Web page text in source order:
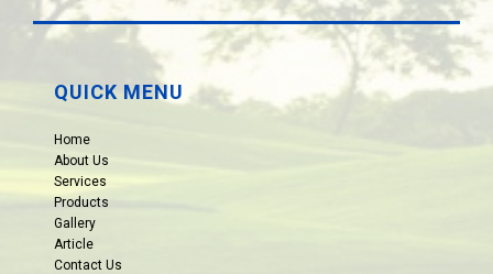
QUICK MENU
Home
About Us
Services
Products
Gallery
Article
Contact Us